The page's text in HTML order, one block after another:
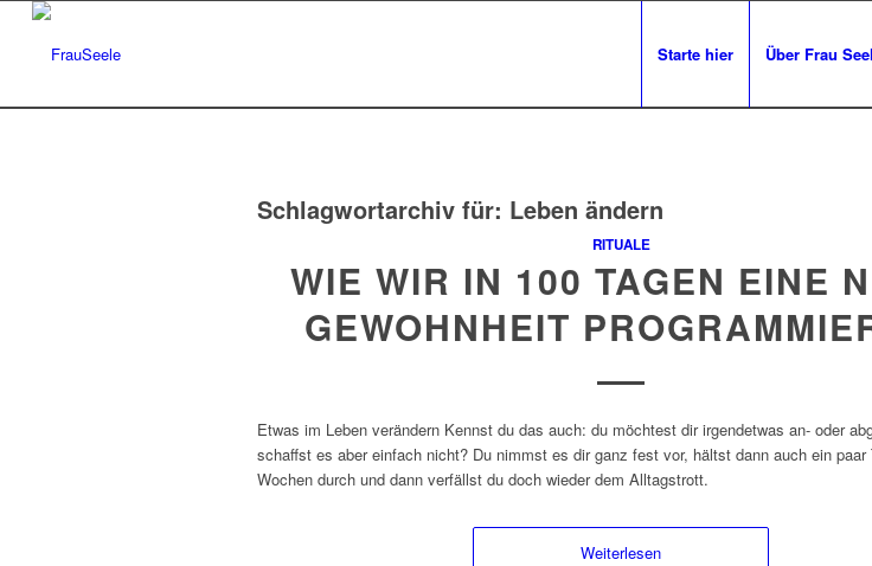
Starte hier Über Frau
Schlagwortarchiv für: Leben ändern
RITUALE
WIE WIR IN 100 TAGEN EINE
GEWOHNHEIT
Etwas im Leben verändern Kennst du das auch: du möchtest dir irgendetwas an- oder
schaffst es aber einfach nicht? Du nimmst es dir ganz fest vor, hältst dann auch ein paar
Wochen durch und dann verfällst du doch wieder dem Alltagstrott.
Weiterlesen